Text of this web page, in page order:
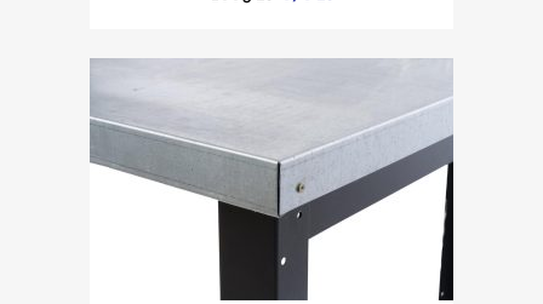
wynosiła:wynosi: